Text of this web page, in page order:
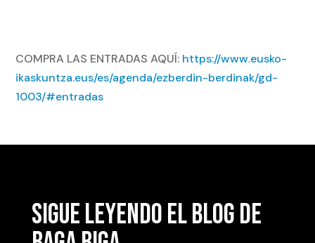
COMPRA LAS ENTRADAS AQUÍ: https://www.eusko-
ikaskuntza.eus/es/agenda/ezberdin-berdinak/gd-
1003/#entradas
SIGUE LEYENDO EL BLOG DE